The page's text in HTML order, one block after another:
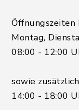
Öffnungszeiten
Montag,
08:00 - 12:00
sowie
14:00 - 18:00